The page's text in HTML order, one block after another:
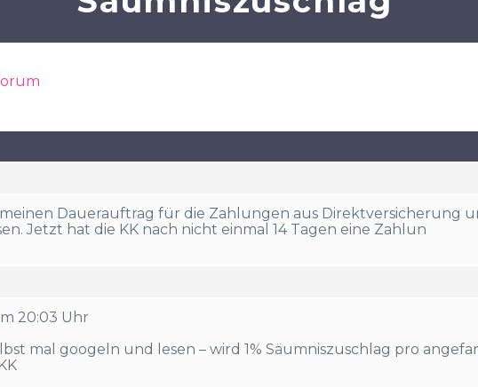
Dauerauftrag für die Zahlungen aus Direktversicherung
Jetzt hat die KK nach nicht einmal 14 Tagen eine Zahlun
20:03 Uhr
mal googeln und lesen – wird 1% Säumniszuschlag pro